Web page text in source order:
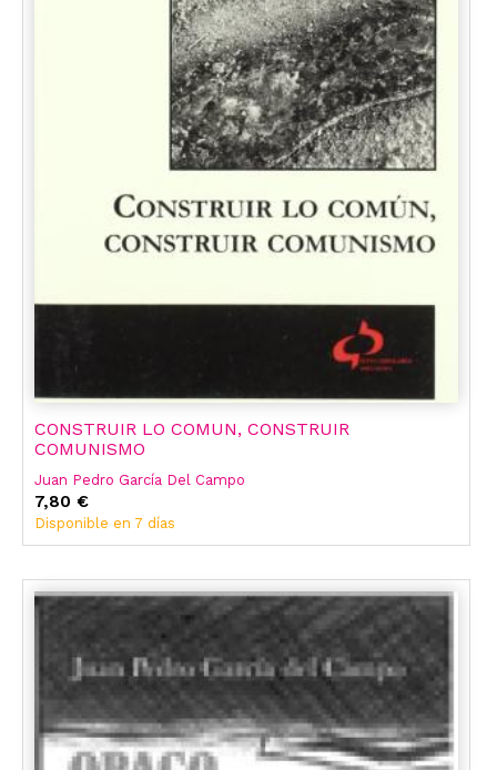
CONSTRUIR LO COMUN, CONSTRUIR
COMUNISMO
Juan Pedro García Del Campo
7,80 €
Disponible en 7 días